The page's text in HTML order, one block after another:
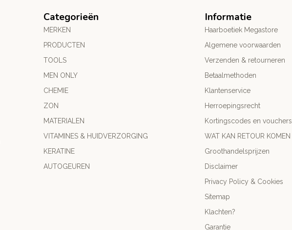
Categorieën
MERKEN
PRODUCTEN
TOOLS
MEN ONLY
CHEMIE
ZON
MATERIALEN
VITAMINES & HUIDVERZORGING
KERATINE
AUTOGEUREN
Informatie
Haarboetiek Megastore
Algemene voorwaarden
Verzenden & retourneren
Betaalmethoden
Klantenservice
Herroepingsrecht
Kortingscodes en vouchers
WAT KAN RETOUR KOMEN
Groothandelsprijzen
Disclaimer
Privacy Policy & Cookies
Sitemap
Klachten?
Garantie